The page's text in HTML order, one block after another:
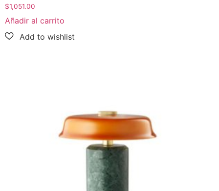
$1,051.00
Añadir al carrito